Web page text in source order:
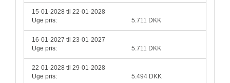
15-01-2028 til 22-01-2028
Uge pris:
5.711 DKK
16-01-2027 til 23-01-2027
Uge pris:
5.711 DKK
22-01-2028 til 29-01-2028
Uge pris:
5.494 DKK